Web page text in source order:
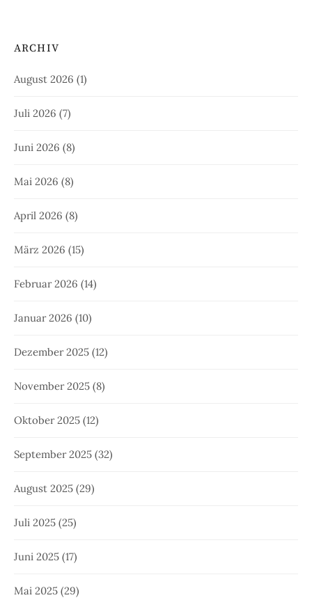
ARCHIV
August 2026 (1)
Juli 2026 (7)
Juni 2026 (8)
Mai 2026 (8)
April 2026 (8)
März 2026 (15)
Februar 2026 (14)
Januar 2026 (10)
Dezember 2025 (12)
November 2025 (8)
Oktober 2025 (12)
September 2025 (32)
August 2025 (29)
Juli 2025 (25)
Juni 2025 (17)
Mai 2025 (29)